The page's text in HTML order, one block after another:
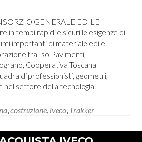
GENERALE EDILE
in tempi rapidi e sicuri le esigenze di
importanti di materiale edile.
tra IsolPavimenti,
Cooperativa Toscana
di professionisti, geometri,
nel settore della tecnologia.
,costruzione, iveco, Trakker